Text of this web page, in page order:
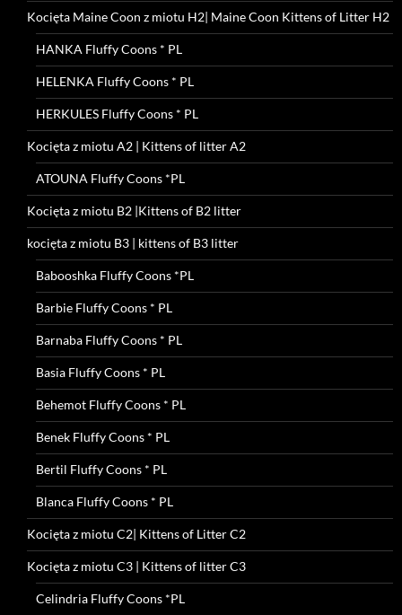
Kocięta Maine Coon z miotu H2| Maine Coon Kittens of Litter H2
HANKA Fluffy Coons * PL
HELENKA Fluffy Coons * PL
HERKULES Fluffy Coons * PL
Kocięta z miotu A2 | Kittens of litter A2
ATOUNA Fluffy Coons *PL
Kocięta z miotu B2 |Kittens of B2 litter
kocięta z miotu B3 | kittens of B3 litter
Babooshka Fluffy Coons *PL
Barbie Fluffy Coons * PL
Barnaba Fluffy Coons * PL
Basia Fluffy Coons * PL
Behemot Fluffy Coons * PL
Benek Fluffy Coons * PL
Bertil Fluffy Coons * PL
Blanca Fluffy Coons * PL
Kocięta z miotu C2| Kittens of Litter C2
Kocięta z miotu C3 | Kittens of litter C3
Celindria Fluffy Coons *PL